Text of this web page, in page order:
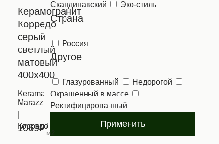
Скандинавский
Эко-стиль
Страна
Россия
Другое
Глазурованный
Недорогой
Окрашенный в массе
Ректифицированный
Применить
Керамогранит
Корредо
серый
светлый
матовый
400х400
Kerama
Marazzi
Корредо
1069₽ /
м2